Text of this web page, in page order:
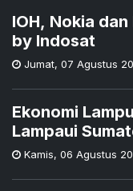
IOH, Nokia
by Indosat
Jumat, 07 Agustus
Ekonomi
Lampaui
Kamis, 06 Agustus